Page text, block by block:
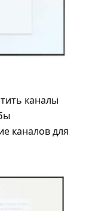
каналы
каналов для